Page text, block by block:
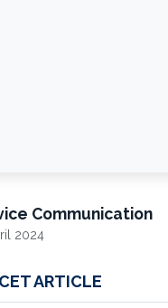
Communication
2024
ARTICLE